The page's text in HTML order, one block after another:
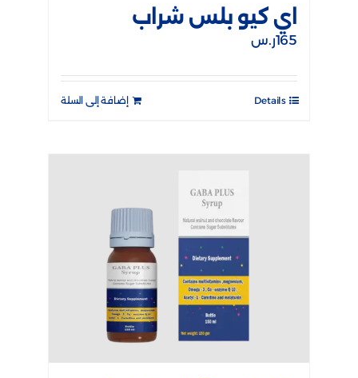
اي كيو بلس شراب
165ر.س
إضافة إلى السلة Details